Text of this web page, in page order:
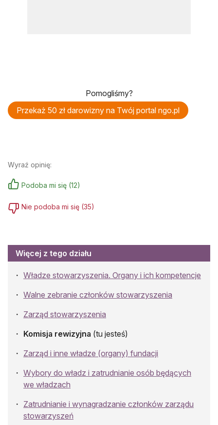
Pomogliśmy?
Przekaż 50 zł darowizny na Twój portal ngo.pl
Wyraź opinię:
Podoba mi się (12)
Nie podoba mi się (35)
Więcej z tego działu
Władze stowarzyszenia. Organy i ich kompetencje
Walne zebranie członków stowarzyszenia
Zarząd stowarzyszenia
Komisja rewizyjna (tu jesteś)
Zarząd i inne władze (organy) fundacji
Wybory do władz i zatrudnianie osób będących
we władzach
Zatrudnianie i wynagradzanie członków zarządu
stowarzyszeń